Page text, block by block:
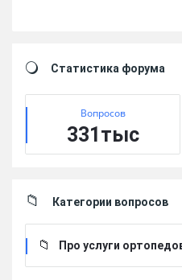
Статистика форума
Вопросов
331тыс
Категории вопросов
Про услуги